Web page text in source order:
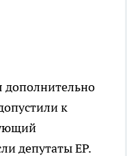
к
депутаты ЕР.